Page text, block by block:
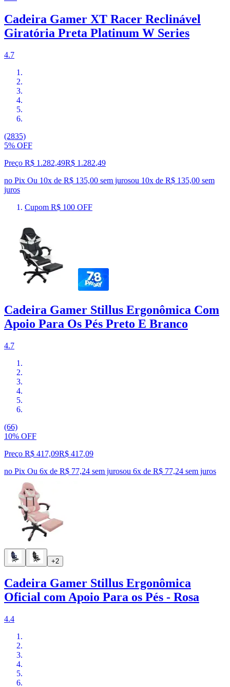
Cadeira Gamer XT Racer Reclinável
Giratória Preta Platinum W Series
4.7
(2835)
5% OFF
Preço R$ 1.282,49R$ 1.282,49
no Pix Ou 10x de R$ 135,00 sem jurosou 10x de R$ 135,00 sem
juros
Cupom R$ 100 OFF
Cadeira Gamer Stillus Ergonômica Com
Apoio Para Os Pés Preto E Branco
4.7
(66)
10% OFF
Preço R$ 417,09R$ 417,09
no Pix Ou 6x de R$ 77,24 sem jurosou 6x de R$ 77,24 sem juros
+2
Cadeira Gamer Stillus Ergonômica
Oficial com Apoio Para os Pés - Rosa
4.4